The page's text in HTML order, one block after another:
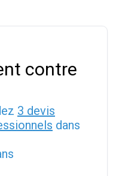
contre
3 devis
dans